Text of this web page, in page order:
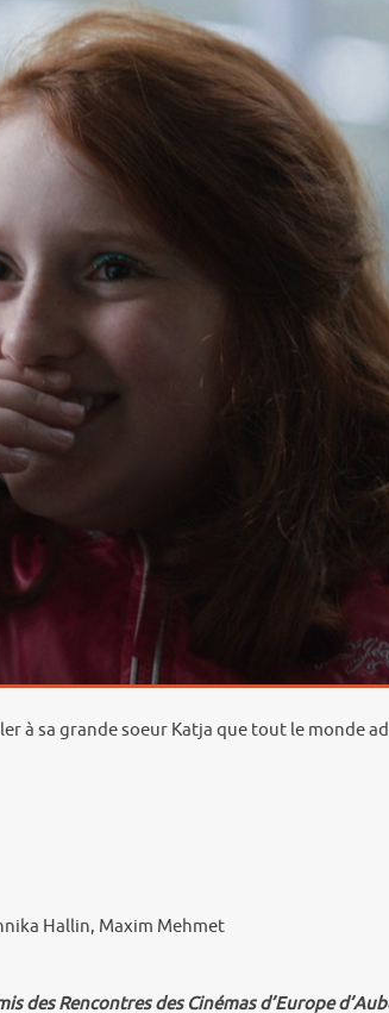
à sa grande soeur Katja que tout le monde
Hallin, Maxim Mehmet
des Rencontres des Cinémas d’Europe